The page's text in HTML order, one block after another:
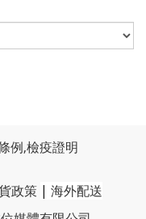
政策 | 海外配送